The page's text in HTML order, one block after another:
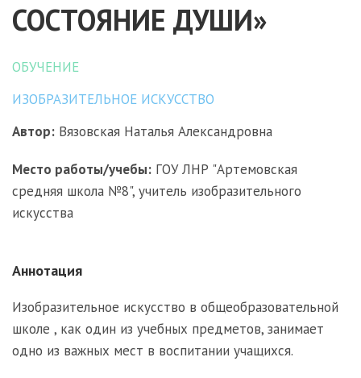
СОСТОЯНИЕ ДУШИ»
ОБУЧЕНИЕ
ИЗОБРАЗИТЕЛЬНОЕ ИСКУССТВО
Автор: Вязовская Наталья Александровна
Место работы/учебы: ГОУ ЛНР "Артемовская
средняя школа №8", учитель изобразительного
искусства
Аннотация
Изобразительное искусство в общеобразовательной
школе , как один из учебных предметов, занимает
одно из важных мест в воспитании учащихся.